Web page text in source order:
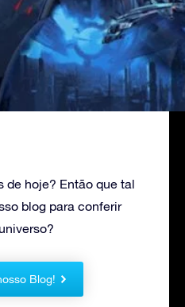
de hoje? Então que tal
blog para conferir
Blog!